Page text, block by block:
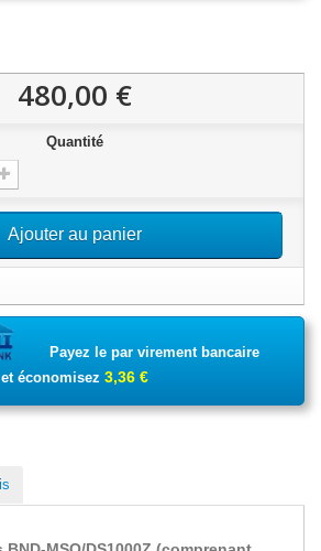
480,00 €
Quantité
Ajouter au panier
Payez le par virement bancaire
et économisez 3,36 €